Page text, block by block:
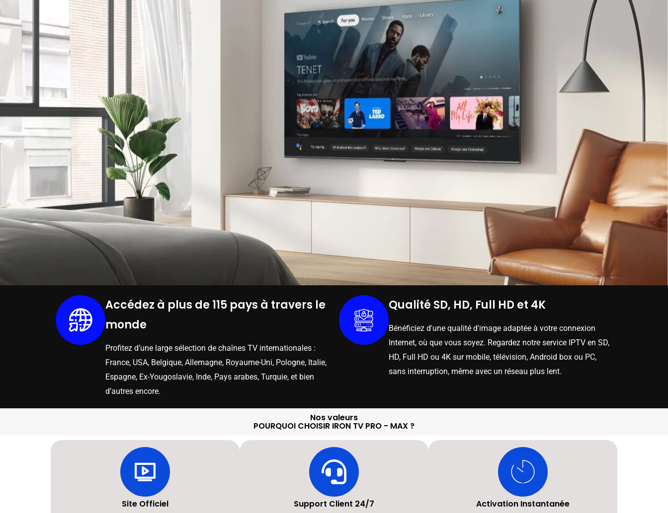
Accédez à plus de 115 pays à travers le
monde
Profitez d’une large sélection de chaînes TV internationales :
France, USA, Belgique, Allemagne, Royaume-Uni, Pologne, Italie,
Espagne, Ex-Yougoslavie, Inde, Pays arabes, Turquie, et bien
d’autres encore.
Qualité SD, HD, Full HD et 4K
Bénéficiez d'une qualité d'image adaptée à votre connexion
Internet, où que vous soyez. Regardez notre service IPTV en SD,
HD, Full HD ou 4K sur mobile, télévision, Android box ou PC,
sans interruption, même avec un réseau plus lent.
Nos valeurs
POURQUOI CHOISIR IRON TV PRO - MAX ?
Site Officiel Support Client 24/7 Activation Instantanée